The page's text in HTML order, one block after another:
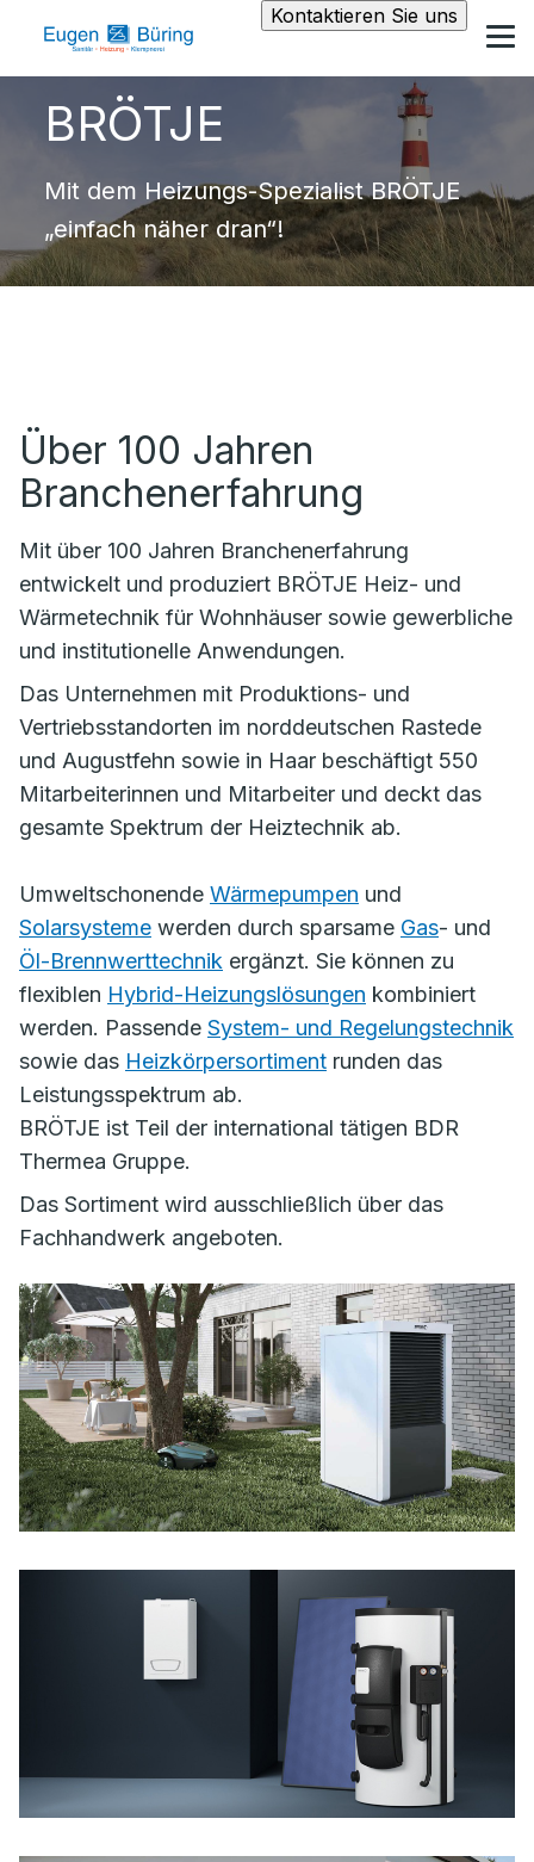
Kontaktieren Sie uns
BRÖTJE
Mit dem Heizungs-Spezialist BRÖTJE
„einfach näher dran“!
Über 100 Jahren
Branchenerfahrung
Mit über 100 Jahren Branchenerfahrung
entwickelt und produziert BRÖTJE Heiz- und
Wärmetechnik für Wohnhäuser sowie gewerbliche
und institutionelle Anwendungen.
Das Unternehmen mit Produktions- und
Vertriebsstandorten im norddeutschen Rastede
und Augustfehn sowie in Haar beschäftigt 550
Mitarbeiterinnen und Mitarbeiter und deckt das
gesamte Spektrum der Heiztechnik ab.
Umweltschonende Wärmepumpen und
Solarsysteme werden durch sparsame Gas- und
Öl-Brennwerttechnik ergänzt. Sie können zu
flexiblen Hybrid-Heizungslösungen kombiniert
werden. Passende System- und Regelungstechnik
sowie das Heizkörpersortiment runden das
Leistungsspektrum ab.
BRÖTJE ist Teil der international tätigen BDR
Thermea Gruppe.
Das Sortiment wird ausschließlich über das
Fachhandwerk angeboten.